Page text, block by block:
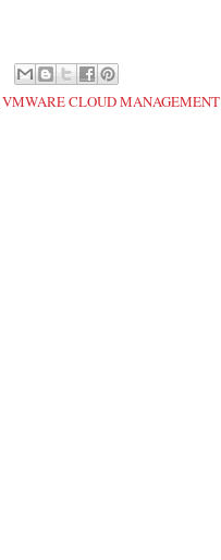
VMWARE CLOUD MANAGEMENT